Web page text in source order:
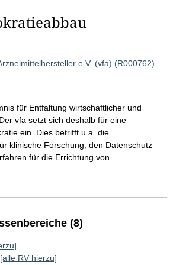
e.V. (vfa) (R000762)
für Entfaltung wirtschaftlicher und
vfa setzt sich deshalb für eine
ein. Dies betrifft u.a. die
klinische Forschung, den Datenschutz
für die Errichtung von
(8)
[alle RV hierzu]